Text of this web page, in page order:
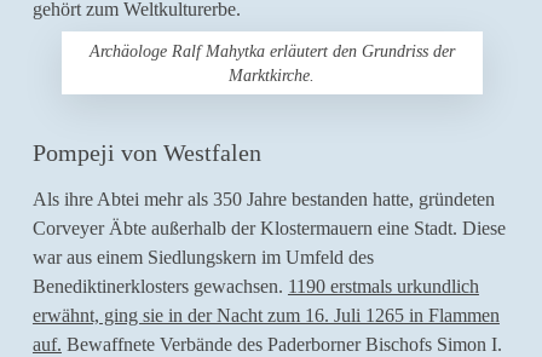
gehört zum Weltkulturerbe.
Archäologe Ralf Mahytka erläutert den Grundriss der
Marktkirche.
Pompeji von Westfalen
Als ihre Abtei mehr als 350 Jahre bestanden hatte, gründeten
Corveyer Äbte außerhalb der Klostermauern eine Stadt. Diese
war aus einem Siedlungskern im Umfeld des
Benediktinerklosters gewachsen. 1190 erstmals urkundlich
erwähnt, ging sie in der Nacht zum 16. Juli 1265 in Flammen
auf. Bewaffnete Verbände des Paderborner Bischofs Simon I.